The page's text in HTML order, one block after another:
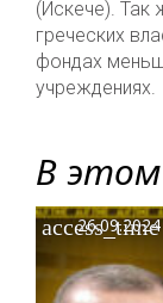
(Искече). Так
греческих
фондах
учреждениях.
В этом
access_time
26.09.2024